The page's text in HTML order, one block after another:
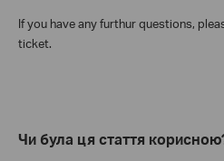
If you have any furthur questions,
ticket.
Чи була ця стаття